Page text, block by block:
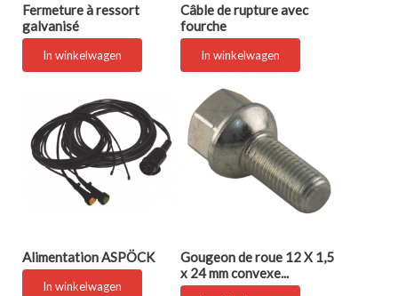
Fermeture à ressort
galvanisé
In winkelwagen
Câble de rupture avec
fourche
In winkelwagen
Alimentation ASPÖCK
In winkelwagen
Gougeon de roue 12 X 1,5
x 24 mm convexe...